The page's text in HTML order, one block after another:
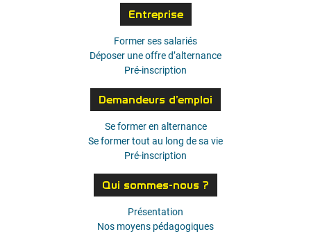
Entreprise
Former ses salariés
Déposer une offre d’alternance
Pré-inscription
Demandeurs d’emploi
Se former en alternance
Se former tout au long de sa vie
Pré-inscription
Qui sommes-nous ?
Présentation
Nos moyens pédagogiques